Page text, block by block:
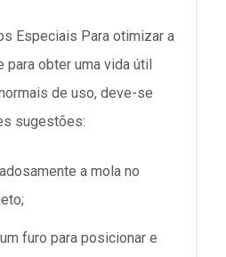
Especiais Para otimizar a
obter uma vida útil
de uso, deve-se
sugestões:
a mola no
furo para posicionar e